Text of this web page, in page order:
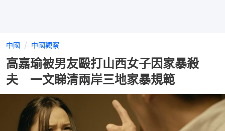
中國 中國觀察
高嘉瑜被男友毆打山西女子因家暴殺
夫 一文睇清兩岸三地家暴規範